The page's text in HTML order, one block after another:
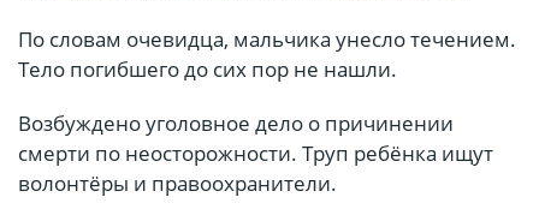
По словам очевидца, мальчика унесло течением.
Тело погибшего до сих пор не нашли.
Возбуждено уголовное дело о причинении
смерти по неосторожности. Труп ребёнка ищут
волонтёры и правоохранители.